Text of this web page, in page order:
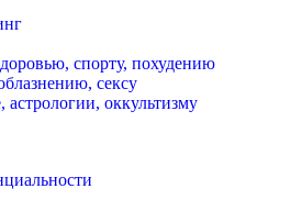
спорту, похудению
сексу
астрологии, оккультизму